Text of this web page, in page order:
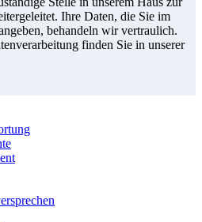
Ihre Daten, die Sie im
behandeln wir vertraulich.
finden Sie in unserer